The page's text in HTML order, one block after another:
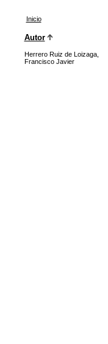
Inicio
Autor
Herrero Ruiz de Loizaga,
Francisco Javier